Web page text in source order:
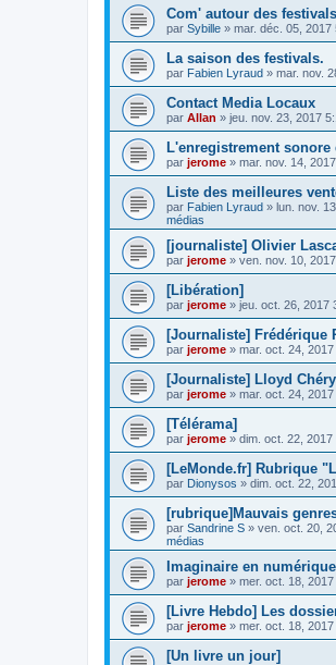
Com' autour des festivals
par Sybille » mar. déc. 05, 2017
La saison des festivals.
par Fabien Lyraud » mar. nov.
Contact Media Locaux
par Allan » jeu. nov. 23, 2017
L'enregistrement sonore
par jerome » mar. nov. 14,
Liste des meilleures
par Fabien Lyraud » lun. nov.
médias
[journaliste] Olivier
par jerome » ven. nov. 10,
[Libération]
par jerome » jeu. oct. 26, 2017
[Journaliste] Frédérique
par jerome » mar. oct. 24,
[Journaliste] Lloyd
par jerome » mar. oct. 24,
[Télérama]
par jerome » dim. oct. 22,
[LeMonde.fr] Rubrique
par Dionysos » dim. oct. 22,
[rubrique]Mauvais
par Sandrine S » ven. oct. 20,
médias
Imaginaire en numérique
par jerome » mer. oct. 18,
[Livre Hebdo] Les
par jerome » mer. oct. 18,
[Un livre un jour]